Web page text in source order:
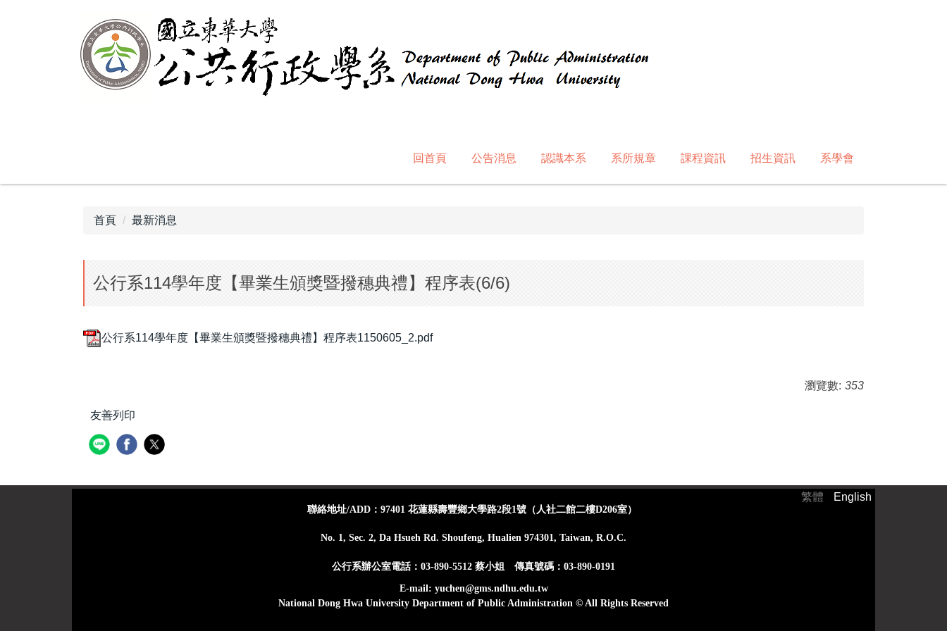
回首頁 公告消息 認識本系 系所規章 課程資訊 招生資訊 系學會
首頁 最新消息
公行系114學年度【畢業生頒獎暨撥穗典禮】程序表(6/6)
公行系114學年度【畢業生頒獎暨撥穗典禮】程序表1150605_2.pdf
瀏覽數: 353
友善列印
繁體 English
聯絡地址/ADD：97401 花蓮縣壽豐鄉大學路2段1號（人社二館二樓D206室）
No. 1, Sec. 2, Da Hsueh Rd. Shoufeng, Hualien 974301, Taiwan, R.O.C.
公行系辦公室電話：03-890-5512 蔡小姐 傳真號碼：03-890-0191
E-mail: yuchen@gms.ndhu.edu.tw
National Dong Hwa University Department of Public Administration © All Rights Reserved